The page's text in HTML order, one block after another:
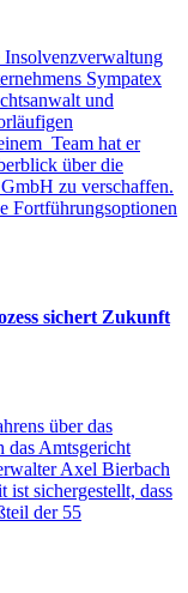
Sympatex
und
Team hat er
über die
zu verschaffen.
Fortführungsoptionen
sichert Zukunft
über das
das Amtsgericht
Axel Bierbach
ist sichergestellt, dass
der 55